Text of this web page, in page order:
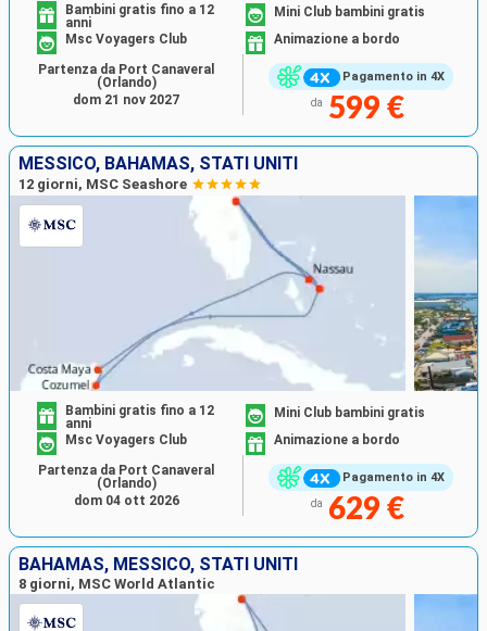
Pagamento in 4X
Bambini gratis fino a 12
anni
Mini Club bambini gratis
Msc Voyagers Club
Animazione a bordo
da 599 €
Partenza da Port Canaveral
(Orlando)
dom 21 nov 2027
MESSICO, BAHAMAS, STATI UNITI
12 giorni, MSC Seashore
Pagamento in 4X
Bambini gratis fino a 12
anni
Mini Club bambini gratis
Msc Voyagers Club
Animazione a bordo
da 629 €
Partenza da Port Canaveral
(Orlando)
dom 04 ott 2026
BAHAMAS, MESSICO, STATI UNITI
8 giorni, MSC World Atlantic